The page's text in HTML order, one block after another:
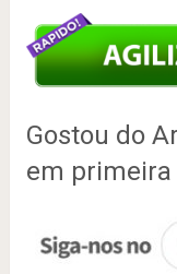
Gostou do
em primeira